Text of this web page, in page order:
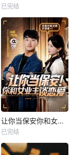
我的AI女友
未知
已完结
热播
未知
让你当保安你和女业主谈恋爱
已完结